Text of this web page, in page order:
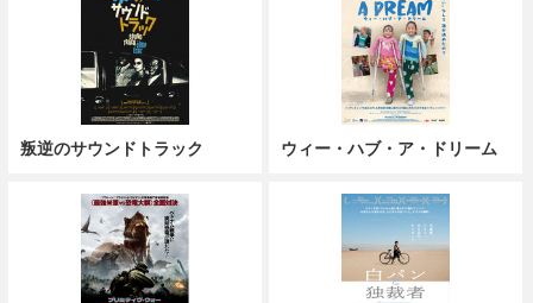
叛逆のサウンドトラック ウィー・ハブ・ア・ドリーム